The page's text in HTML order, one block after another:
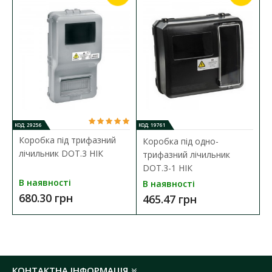
ЩИТОК ШМР 3Ф-В-12 ЕЛЕКТРОННИЙ
ХАРАКТЕРИСТИКИ
Тип монтажу:
вбудований
Кількість модулів:
Матеріал корпусу:
Колір корпусу:
Температура експлуатації: -40 ºС до +85 ºС
Ступінь захисту:IP20
КОД: 29256
Коробка під трифазний
лічильник DOT.3 НІК
В наявності
680.30 грн
КОД: 19761
Коробка під одно-
трифазний лічильник
DOT.3-1 НІК
В наявності
465.47 грн